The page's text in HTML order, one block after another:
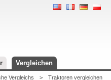
Vergleichen
Vergleichs >
Traktoren vergleichen